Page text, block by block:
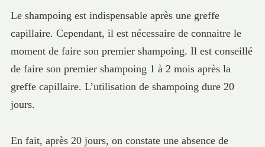
Le shampoing est indispensable après une greffe
capillaire. Cependant, il est nécessaire de connaitre le
moment de faire son premier shampoing. Il est conseillé
de faire son premier shampoing 1 à 2 mois après la
greffe capillaire. L’utilisation de shampoing dure 20
jours.
En fait, après 20 jours, on constate une absence de